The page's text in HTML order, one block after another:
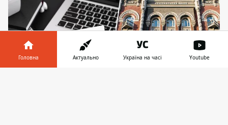
Головна Актуально Україна на часі Youtube